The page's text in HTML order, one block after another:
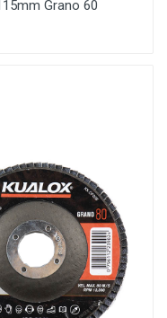
Grano 60